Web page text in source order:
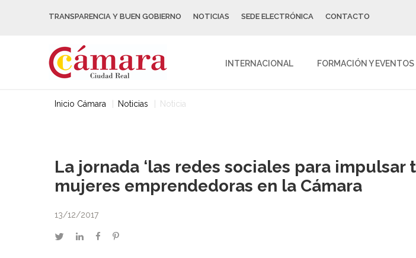
TRANSPARENCIA Y BUEN GOBIERNO NOTICIAS SEDE ELECTRÓNICA CONTACTO
INTERNACIONAL FORMACIÓN Y EVENTOS
Inicio Cámara Noticias Noticia
La jornada ‘las redes sociales para impulsar
mujeres emprendedoras en la Cámara
13/12/2017
twitterlinkedinfacebookpinterest